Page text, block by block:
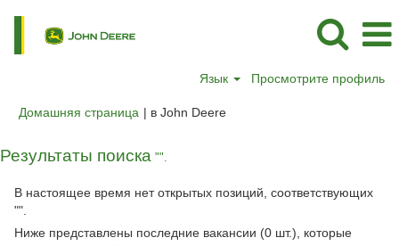
Язык Просмотрите профиль
Домашняя страница | в John Deere(текущая
Результаты поиска "".
В настоящее время нет открытых позиций, соответствующих
"".
Ниже представлены последние вакансии (0 шт.), которые